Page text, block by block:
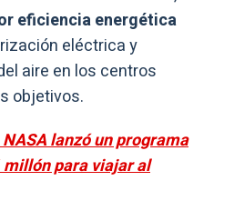
eficiencia energética
eléctrica y
aire en los centros
objetivos.
lanzó un programa
para viajar al